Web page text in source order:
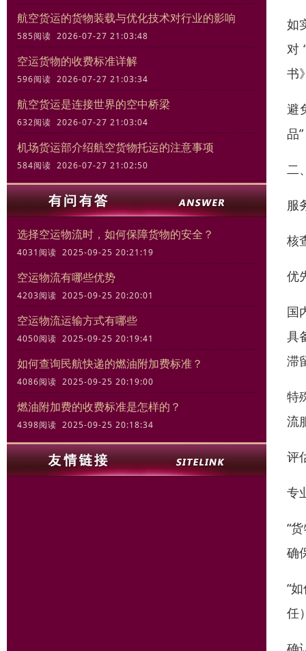
航空货运的货物装载与优化技术对行业的影响
585阅读 2026-07-27 21:03:48
空运货物的收费标准详解
596阅读 2026-07-27 21:03:34
航空货运是连接世界的空中桥梁
632阅读 2026-07-27 21:03:04
机场货运部介绍航空货物托运的注意事项
584阅读 2026-07-27 21:02:50
选择空运物流时，如何保障货物的安全？
4031阅读 2025-09-25 20:21:19
空运物流有哪些优势
4203阅读 2025-09-25 20:20:01
空运物流运输方式有哪些
4050阅读 2025-09-25 20:19:41
如何查询民航快递的燃油附加费标准？
4086阅读 2025-09-25 20:19:00
燃油附加费的收费标准是怎样的？
4398阅读 2025-09-25 20:18:34
如
对
书
避
品
二
服
核
优
国
具
滞
特
流
评
专
“
确
“
任